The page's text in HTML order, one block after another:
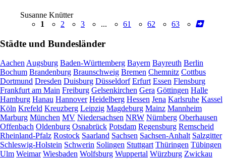
Susanne Knütter
1
2 3 ... 61 62 63
Städte und Bundesländer
Aachen Augsburg Baden-Württemberg Bayern Bayreuth Berlin
Bochum Brandenburg Braunschweig Bremen Chemnitz Cottbus
Dortmund Dresden Duisburg Düsseldorf Erfurt Essen Flensburg
Frankfurt am Main Freiburg Gelsenkirchen Gera Göttingen Halle
Hamburg Hanau Hannover Heidelberg Hessen Jena Karlsruhe Kassel
Köln Krefeld Kreuzberg Leipzig Magdeburg Mainz Mannheim
Marburg München MV Niedersachsen NRW Nürnberg Oberhausen
Offenbach Oldenburg Osnabrück Potsdam Regensburg Remscheid
Rheinland-Pfalz Rostock Saarland Sachsen Sachsen-Anhalt Salzgitter
Schleswig-Holstein Schwerin Solingen Stuttgart Thüringen Tübingen
Ulm Weimar Wiesbaden Wolfsburg Wuppertal Würzburg Zwickau